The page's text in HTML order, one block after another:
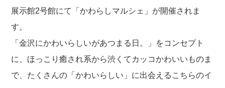
展示館2号館にて「かわらしマルシェ」が開催されま
す。
「金沢にかわいらしいがあつまる日。」をコンセプト
に、ほっこり癒され系から渋くてカッコかわいいものま
で、たくさんの「かわいらしい」に出会えるこちらのイ